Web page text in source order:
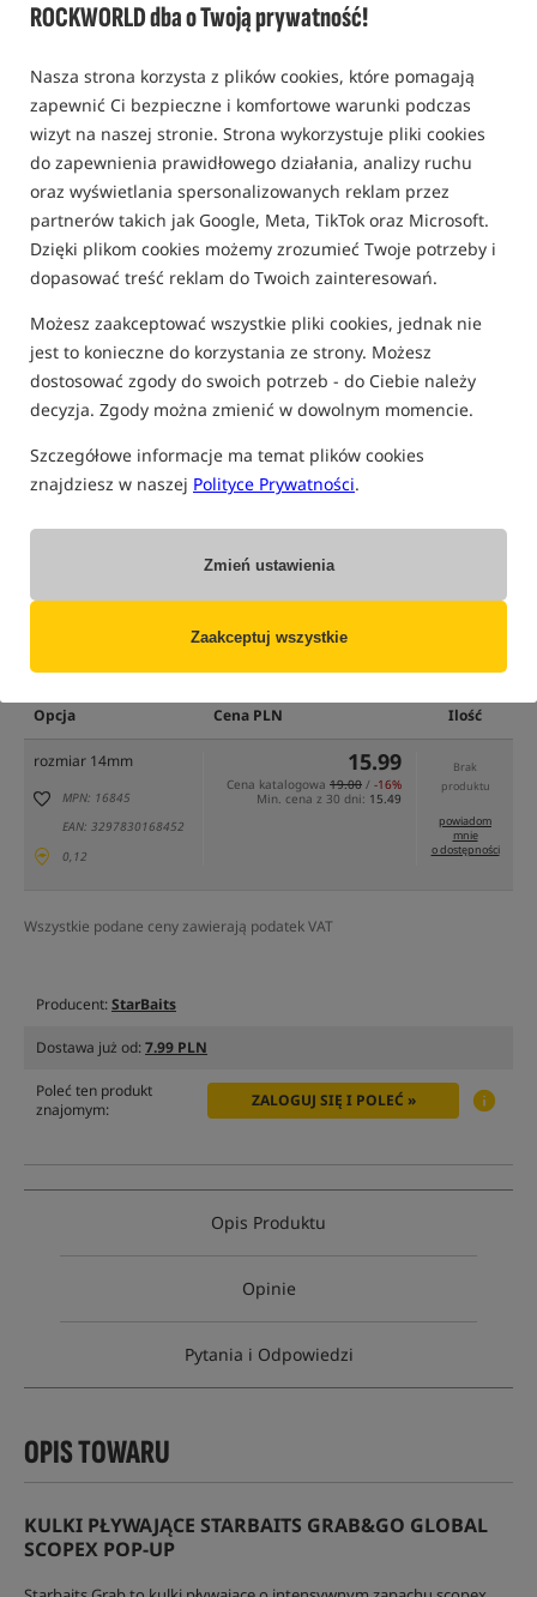
ROCKWORLD dba o Twoją prywatność!
Nasza strona korzysta z plików cookies, które pomagają
zapewnić Ci bezpieczne i komfortowe warunki podczas
wizyt na naszej stronie. Strona wykorzystuje pliki cookies
do zapewnienia prawidłowego działania, analizy ruchu
oraz wyświetlania spersonalizowanych reklam przez
partnerów takich jak Google, Meta, TikTok oraz Microsoft.
Dzięki plikom cookies możemy zrozumieć Twoje potrzeby i
dopasować treść reklam do Twoich zainteresowań.
Możesz zaakceptować wszystkie pliki cookies, jednak nie
jest to konieczne do korzystania ze strony. Możesz
dostosować zgody do swoich potrzeb - do Ciebie należy
decyzja. Zgody można zmienić w dowolnym momencie.
Szczegółowe informacje ma temat plików cookies
znajdziesz w naszej Polityce Prywatności.
Zmień ustawienia
Zaakceptuj wszystkie
Kulki pływające o zapachu scopex /StarBaits
0,0
0 opinii | ponad 40 osób kupiło ten produkt
"naszym magazynie"
Opcja Cena PLN Ilość
rozmiar 14mm
MPN: 16845
EAN: 3297830168452
0,12
15.99
Cena katalogowa 19.00 / -16%
Min. cena z 30 dni: 15.49
Brak
produktu
powiadom
mnie
o dostępności
Wszystkie podane ceny zawierają podatek VAT
Producent:StarBaits
Dostawa już od:7.99 PLN
Poleć ten produkt
znajomym:
ZALOGUJ SIĘ I POLEĆ »
Opis Produktu
Opinie
Pytania i Odpowiedzi
OPIS TOWARU
KULKI PŁYWAJĄCE STARBAITS GRAB&GO GLOBAL
SCOPEX POP-UP